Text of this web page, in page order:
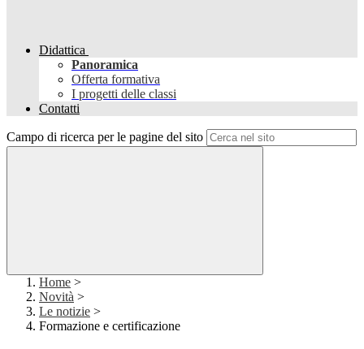
Didattica
Panoramica
Offerta formativa
I progetti delle classi
Contatti
Campo di ricerca per le pagine del sito
Home >
Novità >
Le notizie >
Formazione e certificazione